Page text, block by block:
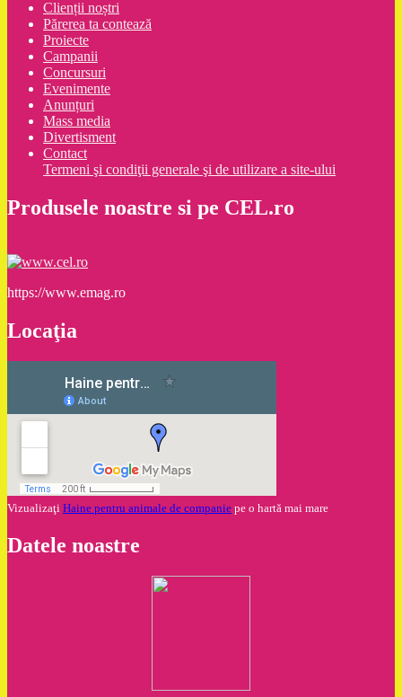
Clienții noștri
Părerea ta contează
Proiecte
Campanii
Concursuri
Evenimente
Anunțuri
Mass media
Divertisment
Contact
Termeni şi condiţii generale şi de utilizare a site-ului
Produsele noastre si pe CEL.ro
https://www.emag.ro
Locaţia
Vizualizaţi Haine pentru animale de companie pe o hartă mai mare
Datele noastre